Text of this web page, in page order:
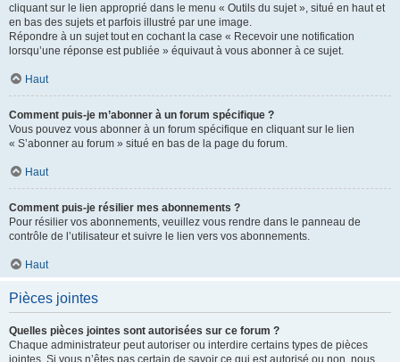
cliquant sur le lien approprié dans le menu « Outils du sujet », situé en haut et
en bas des sujets et parfois illustré par une image.
Répondre à un sujet tout en cochant la case « Recevoir une notification
lorsqu’une réponse est publiée » équivaut à vous abonner à ce sujet.
Haut
Comment puis-je m’abonner à un forum spécifique ?
Vous pouvez vous abonner à un forum spécifique en cliquant sur le lien
« S’abonner au forum » situé en bas de la page du forum.
Haut
Comment puis-je résilier mes abonnements ?
Pour résilier vos abonnements, veuillez vous rendre dans le panneau de
contrôle de l’utilisateur et suivre le lien vers vos abonnements.
Haut
Pièces jointes
Quelles pièces jointes sont autorisées sur ce forum ?
Chaque administrateur peut autoriser ou interdire certains types de pièces
jointes. Si vous n’êtes pas certain de savoir ce qui est autorisé ou non, nous